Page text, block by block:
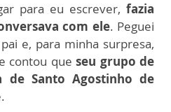
para eu escrever, fazia
com ele. Peguei
e, para minha surpresa,
contou que seu grupo de
de Santo Agostinho de